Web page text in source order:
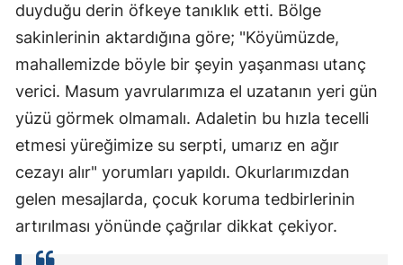
duyduğu derin öfkeye tanıklık etti. Bölge
sakinlerinin aktardığına göre; "Köyümüzde,
mahallemizde böyle bir şeyin yaşanması utanç
verici. Masum yavrularımıza el uzatanın yeri gün
yüzü görmek olmamalı. Adaletin bu hızla tecelli
etmesi yüreğimize su serpti, umarız en ağır
cezayı alır" yorumları yapıldı. Okurlarımızdan
gelen mesajlarda, çocuk koruma tedbirlerinin
artırılması yönünde çağrılar dikkat çekiyor.